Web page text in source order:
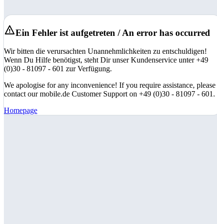
Ein Fehler ist aufgetreten / An error has occurred
Wir bitten die verursachten Unannehmlichkeiten zu entschuldigen!
Wenn Du Hilfe benötigst, steht Dir unser Kundenservice unter +49
(0)30 - 81097 - 601 zur Verfügung.
We apologise for any inconvenience! If you require assistance, please
contact our mobile.de Customer Support on +49 (0)30 - 81097 - 601.
Homepage